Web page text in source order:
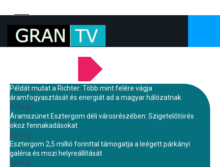
Példát mutat a Richter: Több mint felére vágja
áramfogyasztását és energiát ad a magyar hálózatnak
07 aug.
Áramszünet Esztergom déli városrészében: Szigetelőtörés
okoz fennakadásokat
06 aug.
Esztergom 2,5 millió forinttal támogatja a leégett párkányi
galéria és mozi helyreállítását
06 aug.